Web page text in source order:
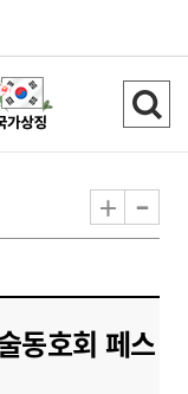
검
색
기
+ -
동호회 페스